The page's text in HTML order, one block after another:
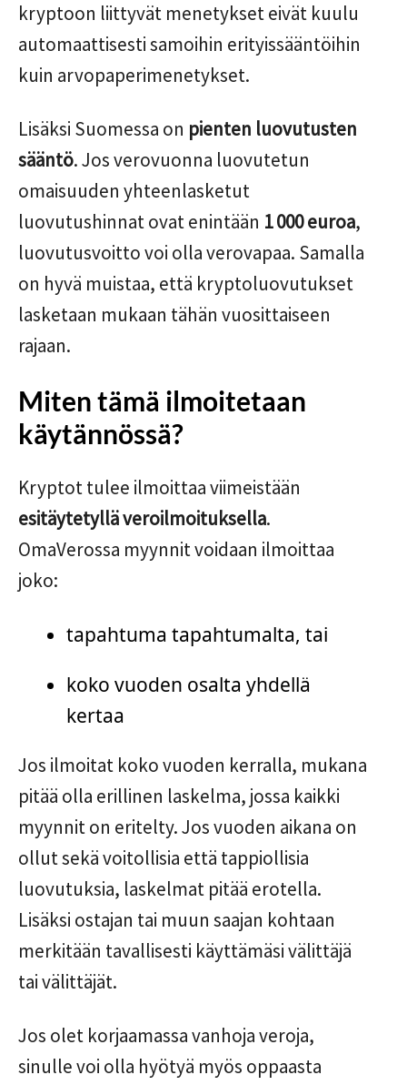
kryptoon liittyvät menetykset eivät kuulu
automaattisesti samoihin erityissääntöihin
kuin arvopaperimenetykset.
Lisäksi Suomessa on pienten luovutusten
sääntö. Jos verovuonna luovutetun
omaisuuden yhteenlasketut
luovutushinnat ovat enintään 1 000 euroa,
luovutusvoitto voi olla verovapaa. Samalla
on hyvä muistaa, että kryptoluovutukset
lasketaan mukaan tähän vuosittaiseen
rajaan.
Miten tämä ilmoitetaan
käytännössä?
Kryptot tulee ilmoittaa viimeistään
esitäytetyllä veroilmoituksella.
OmaVerossa myynnit voidaan ilmoittaa
joko:
tapahtuma tapahtumalta, tai
koko vuoden osalta yhdellä
kertaa
Jos ilmoitat koko vuoden kerralla, mukana
pitää olla erillinen laskelma, jossa kaikki
myynnit on eritelty. Jos vuoden aikana on
ollut sekä voitollisia että tappiollisia
luovutuksia, laskelmat pitää erotella.
Lisäksi ostajan tai muun saajan kohtaan
merkitään tavallisesti käyttämäsi välittäjä
tai välittäjät.
Jos olet korjaamassa vanhoja veroja,
sinulle voi olla hyötyä myös oppaasta